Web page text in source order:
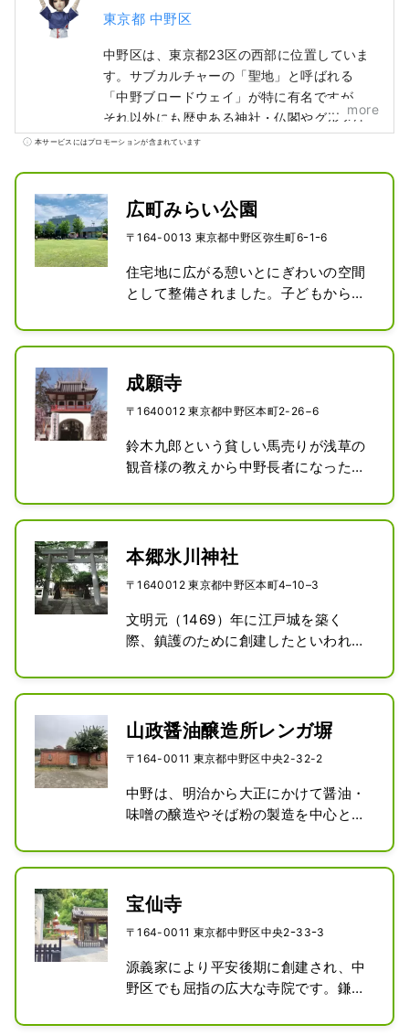
東京都 中野区
中野区は、東京都23区の西部に位置していま
す。サブカルチャーの「聖地」と呼ばれる
「中野ブロードウェイ」が特に有名ですが、
それ以外にも歴史ある神社・仏閣やグルメな
ど、多くの観光資源を有しています。 中野駅
らの人情味あふれる商店街が賑わっているな
ど、中野のまちは多様な面を持っています。
そんなまちの多様性が、約1.7万人、約120カ
国の人が住むというまちの特徴にもつながっ
ています。
more
本サービスにはプロモーションが含まれています
広町みらい公園
〒164-0013 東京都中野区弥生町6ｰ1ｰ6
住宅地に広がる憩いとにぎわいの空間
として整備されました。子どもから大
で、余暇やレクリエーションを楽しむ
複合遊具や壁のぼり遊具など、楽しく
遊べる遊具がそろっています。
災害時に一時的に避難ができる公園と
して、災害用マンホールトイレなどの
防災設備を設けています。
成願寺
〒1640012 東京都中野区本町2-26−6
鈴木九郎という貧しい馬売りが浅草の
観音様の教えから中野長者になった逸
事・様々な活動が盛んで、広く門戸を
東・秩父札所あわせて百の観音像が安
旧跡、境内の地蔵は中野区登録有形文
化財、川庵宗鼎像、釈迦如来坐像は中
野区指定有形文化財に指定されていま
本郷氷川神社
〒1640012 東京都中野区本町4–10–3
文明元（1469）年に江戸城を築く
際、鎮護のために創建したといわれて
のみこと）。江戸時代には、かつて本
た。境内にある本郷道改修記念碑は中
る。
山政醤油醸造所レンガ塀
〒164-0011 東京都中野区中央2-32-2
中野は、明治から大正にかけて醤油・
味噌の醸造やそば粉の製造を中心とし
家である山政家は広大な土地で醤油醸
は明治３２（1899）年に建てられたも
レンガの構造物で、日本古来の漆喰技
術にフランス積工法を組み合わせた工
法で造られており、中野が食品産業の
塀は元の塀の一部を移築復元したもの
宝仙寺
〒164-0011 東京都中野区中央2ｰ33ｰ3
源義家により平安後期に創建され、中
野区でも屈指の広大な寺院です。鎌倉
安置されています。境内には製粉業が